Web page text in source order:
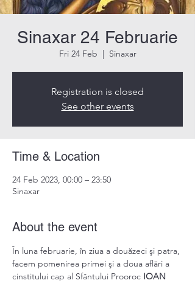
Sinaxar 24 Februarie
Fri 24 Feb
  |
Sinaxar
Registration is closed
See other events
Time & Location
24 Feb 2023, 00:00 – 23:50
Sinaxar
About the event
În luna februarie, în ziua a douăzeci şi patra,
facem pomenirea primei şi a doua aflări a
cinstitului cap al Sfântului Prooroc IOAN